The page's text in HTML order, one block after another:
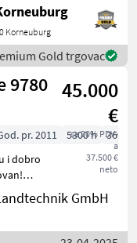
5; Ser
Korneuburg
Gold trgovac
9780 45.000
€
sa 20% PDV-
a
37.500 €
neto
pr. 2011 5300 h
3600
i dobro
GmbH